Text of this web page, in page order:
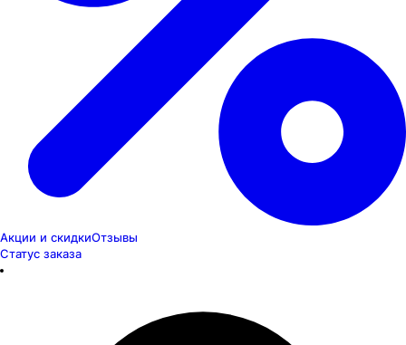
Акции и скидкиОтзывы
Статус заказа